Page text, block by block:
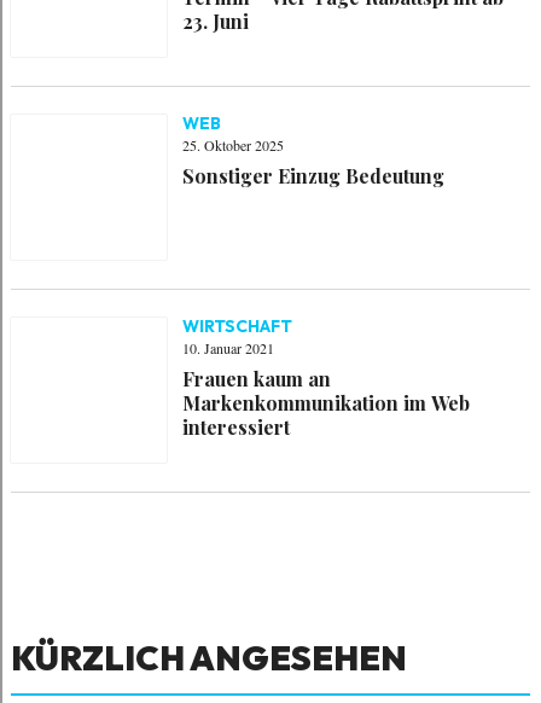
23. Juni
WEB
25. Oktober 2025
Sonstiger Einzug Bedeutung
WIRTSCHAFT
10. Januar 2021
Frauen kaum an
Markenkommunikation im Web
interessiert
KÜRZLICH ANGESEHEN